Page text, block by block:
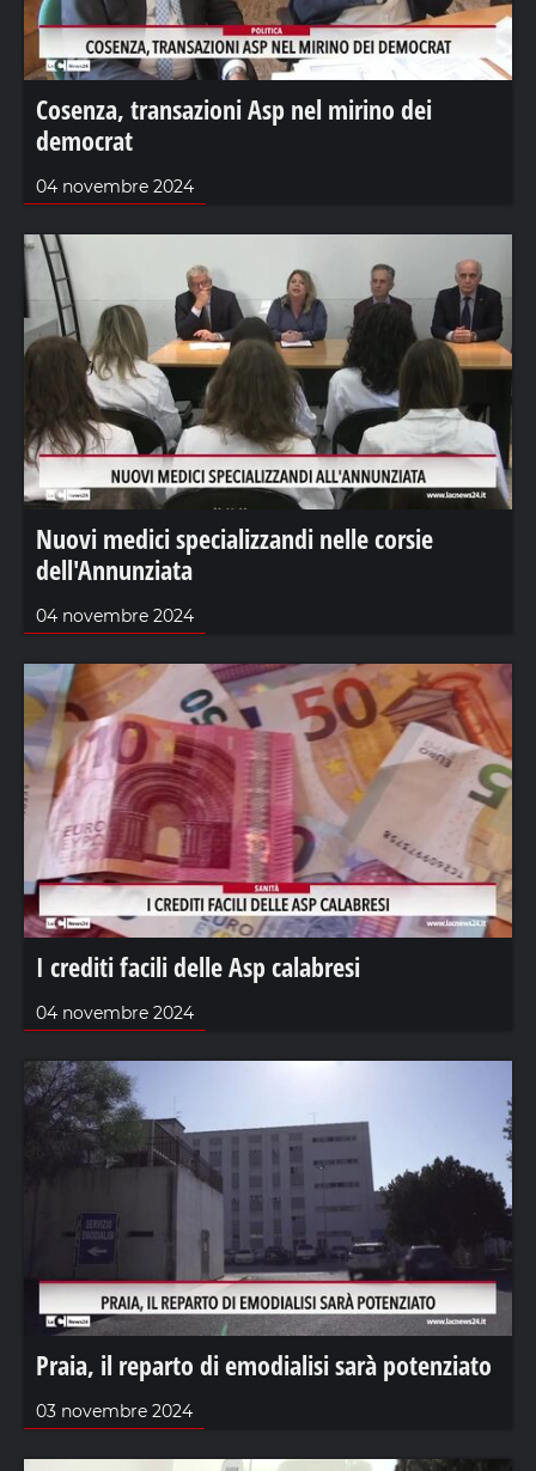
Cosenza, transazioni Asp nel mirino dei
democrat
04 novembre 2024
Nuovi medici specializzandi nelle corsie
dell'Annunziata
04 novembre 2024
I crediti facili delle Asp calabresi
04 novembre 2024
Praia, il reparto di emodialisi sarà potenziato
03 novembre 2024